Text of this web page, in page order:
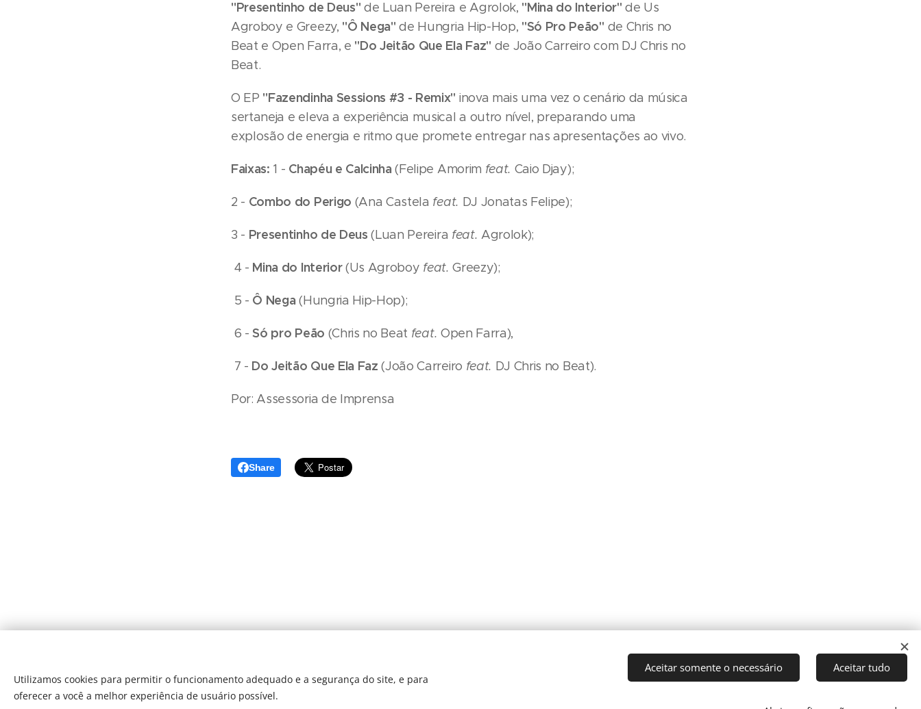
"Presentinho de Deus" de Luan Pereira e Agrolok, "Mina do Interior"de Us
Agroboy e Greezy, "Ô Nega" de Hungria Hip-Hop, "Só Pro Peão" de Chris no
Beat e Open Farra, e "Do Jeitão Que Ela Faz" de João Carreiro com DJ Chris no
Beat.
O EP "Fazendinha Sessions #3 - Remix" inova mais uma vez o cenário da música
sertaneja e eleva a experiência musical a outro nível, preparando uma
explosão de energia e ritmo que promete entregar nas apresentações ao vivo.
Faixas: 1 - Chapéu e Calcinha(Felipe Amorim feat. Caio Djay);
2 - Combo do Perigo (Ana Castela feat. DJ Jonatas Felipe);
3 - Presentinho de Deus(Luan Pereira feat. Agrolok);
4 - Mina do Interior(Us Agroboy feat.Greezy);
5 - Ô Nega(Hungria Hip-Hop);
6 - Só pro Peão (Chris no Beat feat. Open Farra),
7 - Do Jeitão Que Ela Faz (João Carreiro feat. DJ Chris no Beat).
Por: Assessoria de Imprensa
Share
Desenvolvido por
Utilizamos cookies para permitir o funcionamento adequado e a segurança do site, e para
oferecer a você a melhor experiência de usuário possível.
Aceitar somente o necessário Aceitar tudo